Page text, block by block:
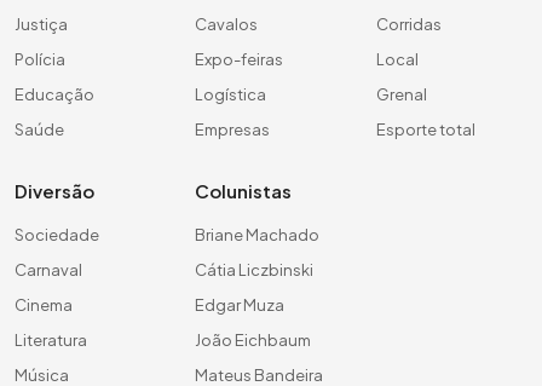
Justiça
Polícia
Educação
Saúde
Cavalos
Expo-feiras
Logística
Empresas
Corridas
Local
Grenal
Esporte total
Diversão
Sociedade
Carnaval
Cinema
Literatura
Música
Colunistas
Briane Machado
Cátia Liczbinski
Edgar Muza
João Eichbaum
Mateus Bandeira